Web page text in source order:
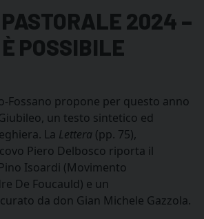
2024 –
POSSIBILE
Fossano propone per questo anno
un testo sintetico ed
La Lettera (pp. 75),
Piero Delbosco riporta il
Isoardi (Movimento
De Foucauld) e un
da don Gian Michele Gazzola.